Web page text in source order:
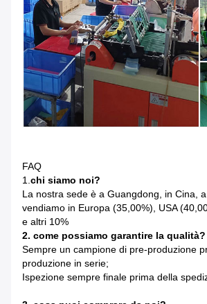
FAQ
1.chi siamo noi?
La nostra sede è a Guangdong, in Cina,
vendiamo in Europa (35,00%), USA
e altri 10%
2. come possiamo garantire la qualità?
Sempre un campione di pre-produzione
produzione in serie;
Ispezione sempre finale prima della